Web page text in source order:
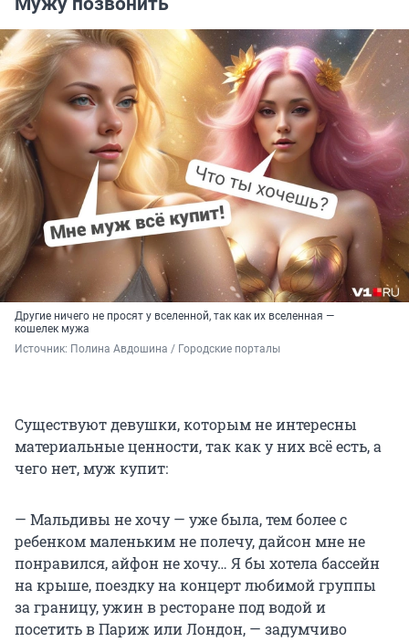
Другие ничего не просят у вселенной, так как их вселенная —
кошелек мужа
Источник: Полина Авдошина / Городские порталы
Существуют девушки, которым не интересны
материальные ценности, так как у них всё есть, а
чего нет, муж купит:
— Мальдивы не хочу — уже была, тем более с
ребенком маленьким не полечу, дайсон мне не
понравился, айфон не хочу… Я бы хотела бассейн
на крыше, поездку на концерт любимой группы
за границу, ужин в ресторане под водой и
посетить в Париж или Лондон, — задумчиво